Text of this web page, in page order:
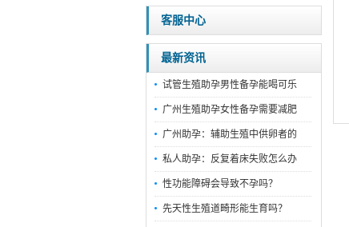
客服中心
最新资讯
试管生殖助孕男性备孕能喝可乐
广州生殖助孕女性备孕需要减肥
广州助孕：辅助生殖中供卵者的
私人助孕：反复着床失败怎么办
性功能障碍会导致不孕吗？
先天性生殖道畸形能生育吗？